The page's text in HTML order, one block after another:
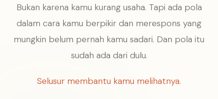
Bukan karena kamu kurang usaha. Tapi ada pola
dalam cara kamu berpikir dan merespons yang
mungkin belum pernah kamu sadari. Dan pola itu
sudah ada dari dulu.
Selusur membantu kamu melihatnya.